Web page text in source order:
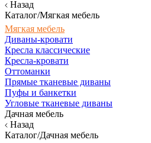
Назад
Каталог/Мягкая мебель
Мягкая мебель
Диваны-кровати
Кресла классические
Кресла-кровати
Оттоманки
Прямые тканевые диваны
Пуфы и банкетки
Угловые тканевые диваны
Дачная мебель
Назад
Каталог/Дачная мебель